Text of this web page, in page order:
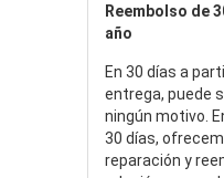
Reembolso de
año
En 30 días a
entrega, puede
ningún motivo.
30 días,
reparación y